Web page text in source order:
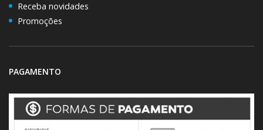
Receba novidades
Promoções
PAGAMENTO